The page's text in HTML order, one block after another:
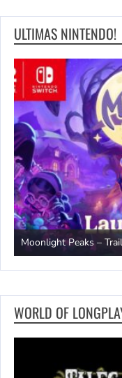
ULTIMAS NINTENDO!
Moonlight Peaks –
WORLD OF